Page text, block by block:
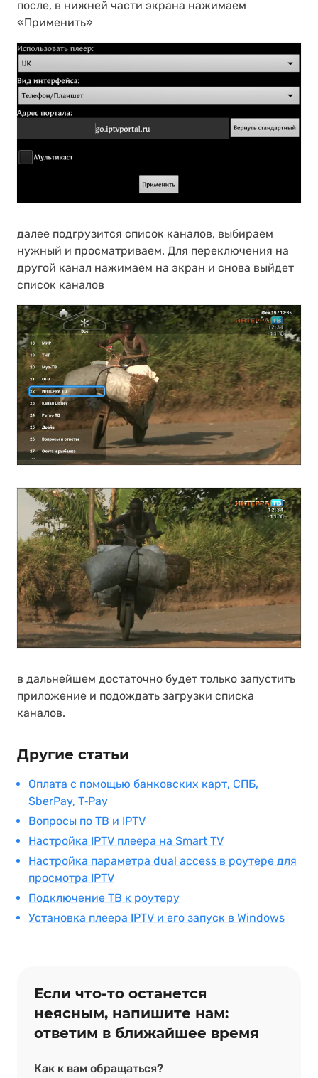
после, в нижней части экрана нажимаем
«Применить»
далее подгрузится список каналов, выбираем
нужный и просматриваем. Для переключения на
другой канал нажимаем на экран и снова выйдет
список каналов
в дальнейшем достаточно будет только запустить
приложение и подождать загрузки списка
каналов.
Другие статьи
Оплата с помощью банковских карт, СПБ,
SberPay, T‑Pay
Вопросы по ТВ и IPTV
Настройка IPTV плеера на Smart TV
Настройка параметра dual access в роутере для
просмотра IPTV
Подключение ТВ к роутеру
Установка плеера IPTV и его запуск в Windows
Если что‑то останется
неясным, напишите нам:
ответим в ближайшее время
Как к вам обращаться?